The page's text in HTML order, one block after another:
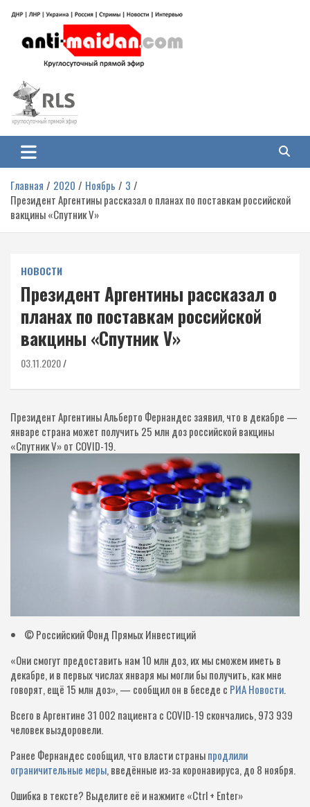
содержимому
Антимайдан: Гражданская война
на Украине
гражданской войне на Украине, включая события в Новороссии, ДНР,
ЛНР и других регионах.
Главная 2020 Ноябрь
3
Президент Аргентины рассказал о планах по поставкам российской
вакцины «Спутник V»
НОВОСТИ
Президент Аргентины рассказал о
планах по поставкам российской
вакцины «Спутник V»
03.11.2020
Президент Аргентины Альберто Фернандес заявил, что в декабре —
январе страна может получить 25 млн доз российской вакцины
«Спутник V» от COVID-19.
© Российский Фонд Прямых Инвестиций
«Они смогут предоставить нам 10 млн доз, их мы сможем иметь в
декабре, и в первых числах января мы могли бы получить, как мне
говорят, ещё 15 млн доз», — сообщил он в беседе с РИА Новости.
Всего в Аргентине 31 002 пациента с COVID-19 скончались, 973 939
человек выздоровели.
Ранее Фернандес сообщил, что власти страныпродлили
ограничительные меры, введённые из-за коронавируса, до 8 ноября.
Ошибка в тексте? Выделите её и нажмите «Ctrl + Enter»